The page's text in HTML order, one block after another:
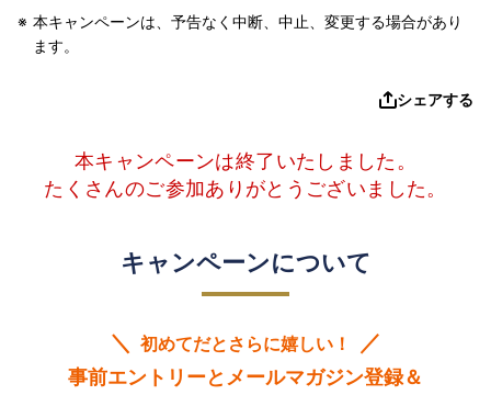
本キャンペーンは、予告なく中断、中止、変更する場合があり
ます。
シェアする
本キャンペーンは終了いたしました。
たくさんのご参加ありがとうございました。
キャンペーンについて
初めてだとさらに嬉しい！
事前エントリーとメールマガジン登録＆